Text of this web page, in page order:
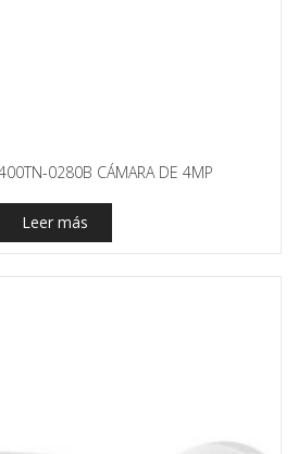
0280B CÁMARA DE 4MP
Leer más